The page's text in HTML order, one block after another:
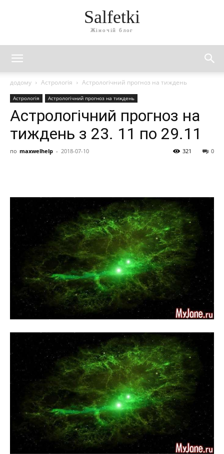
Salfetki
Жіночій блог
додому Астрологія Астрологічний прогноз на тиждень
Астрологія Астрологічний прогноз на тиждень
Астрологічний прогноз на
тиждень з 23. 11 по 29.11
по maxwelhelp - 2018-07-10 0
321